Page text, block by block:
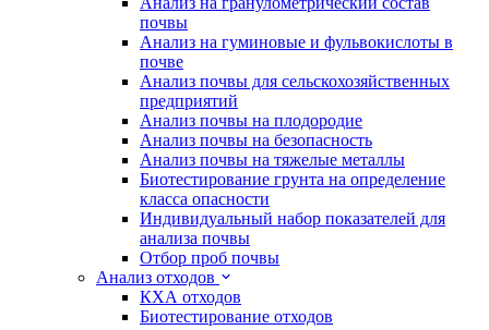
почвы
Анализ на гуминовые и фульвокислоты в
почве
Анализ почвы для сельскохозяйственных
предприятий
Анализ почвы на плодородие
Анализ почвы на безопасность
Анализ почвы на тяжелые металлы
Биотестирование грунта на определение
класса опасности
Индивидуальный набор показателей для
анализа почвы
Отбор проб почвы
Анализ отходов
КХА отходов
Биотестирование отходов